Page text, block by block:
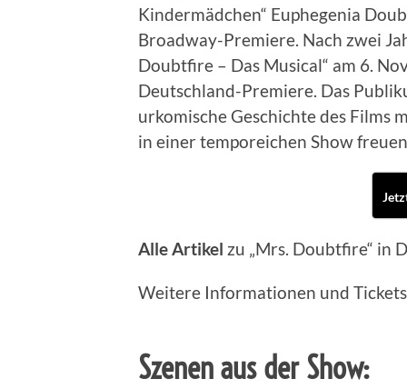
Kindermädchen“ Euphegenia
Broadway-Premiere. Nach zwei
Doubtfire – Das Musical“ am 6.
Deutschland-Premiere. Das
urkomische Geschichte des Films
in einer temporeichen Show
Alle Artikel zu „Mrs. Doubtfire“ in
Weitere Informationen und
Szenen aus der Show: